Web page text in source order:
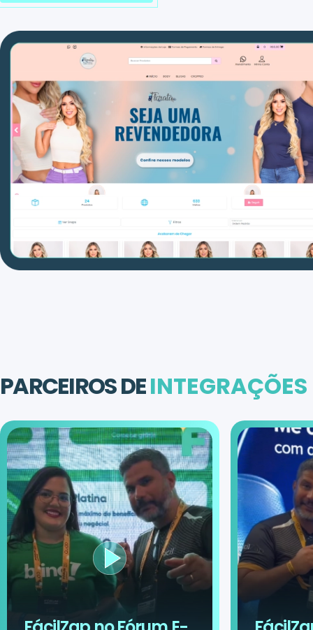
PARCEIROS DEINTEGRAÇÕES